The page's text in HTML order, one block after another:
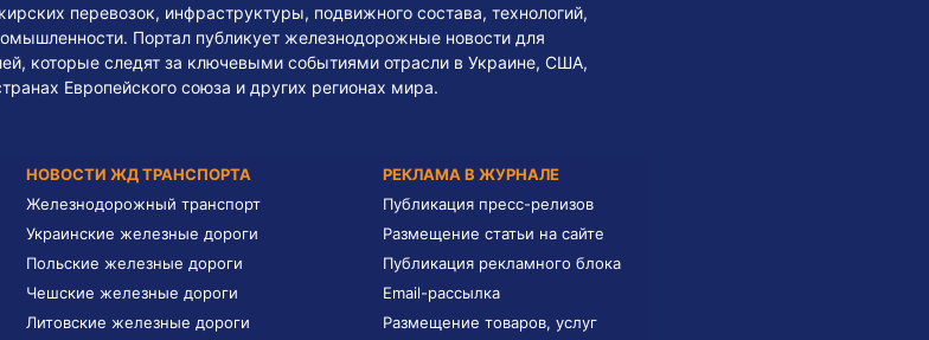
перевозок, инфраструктуры, подвижного состава, технологий,
Портал публикует железнодорожные новости для
которые следят за ключевыми событиями отрасли в Украине, США,
Европейского союза и других регионах мира.
НОВОСТИ ЖД ТРАНСПОРТА
Железнодорожный транспорт
Украинские железные дороги
Польские железные дороги
Чешские железные дороги
Литовские железные дороги
РЕКЛАМА В ЖУРНАЛЕ
Публикация пресс-релизов
Размещение статьи на сайте
Публикация рекламного блока
Email-рассылка
Размещение товаров, услуг